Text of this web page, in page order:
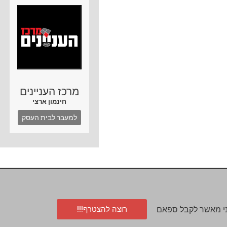
מרכז העניינים
חינמון ארצי
למעבר לבית העסק
מאשר לקבל ספאם רוצה להצטרף!!!